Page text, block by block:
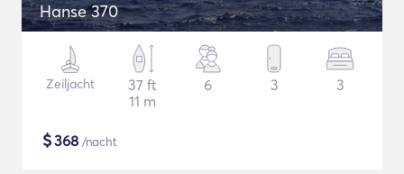
Hanse 370
Zeiljacht
37 ft
11 m
6 3 3
$368 /nacht